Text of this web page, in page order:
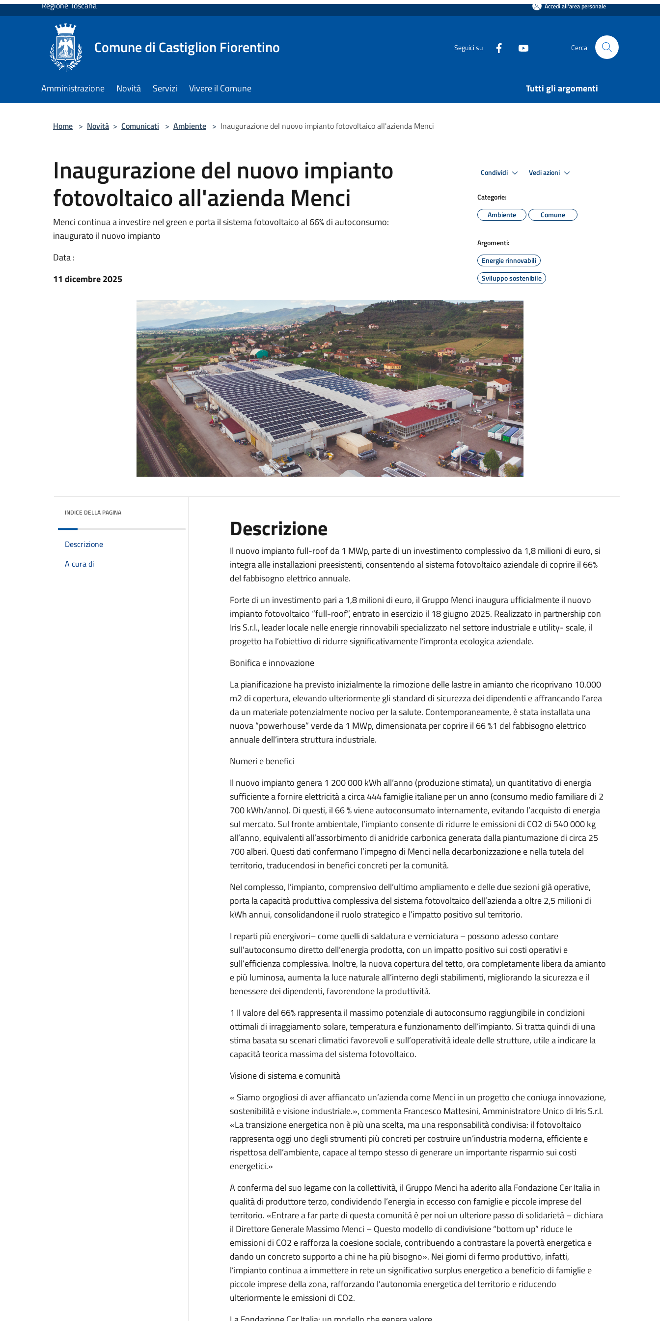
Amministrazione Novità Servizi Vivere il Comune Tutti gli argomenti Cerca
INDICE DELLA PAGINA
Descrizione
A cura di
Forte di un investimento pari a 1,8 milioni di euro, il Gruppo Menci inaugura ufficialmente il nuovo
impianto fotovoltaico “full-roof”, entrato in esercizio il 18 giugno 2025. Realizzato in partnership con
progetto ha l’obiettivo di ridurre significativamente l’impronta ecologica aziendale.
La pianificazione ha previsto inizialmente la rimozione delle lastre in amianto che ricoprivano 10.000
m2 di copertura, elevando ulteriormente gli standard di sicurezza dei dipendenti e affrancando l’area
nuova “powerhouse” verde da 1 MWp, dimensionata per coprire il 66 %1 del fabbisogno elettrico
Numeri e benefici
Il nuovo impianto genera 1 200 000 kWh all’anno (produzione stimata), un quantitativo di energia
sufficiente a fornire elettricità a circa 444 famiglie italiane per un anno (consumo medio familiare di 2
700 kWh/anno). Di questi, il 66 % viene autoconsumato internamente, evitando l’acquisto di energia
all’anno, equivalenti all’assorbimento di anidride carbonica generata dalla piantumazione di circa 25
700 alberi. Questi dati confermano l’impegno di Menci nella decarbonizzazione e nella tutela del
porta la capacità produttiva complessiva del sistema fotovoltaico dell’azienda a oltre 2,5 milioni di
kWh annui, consolidandone il ruolo strategico e l’impatto positivo sul territorio.
I reparti più energivori– come quelli di saldatura e verniciatura – possono adesso contare
sull’autoconsumo diretto dell’energia prodotta, con un impatto positivo sui costi operativi e
sull’efficienza complessiva. Inoltre, la nuova copertura del tetto, ora completamente libera da amianto
e più luminosa, aumenta la luce naturale all’interno degli stabilimenti, migliorando la sicurezza e il
benessere dei dipendenti, favorendone la produttività.
1 Il valore del 66% rappresenta il massimo potenziale di autoconsumo raggiungibile in condizioni
ottimali di irraggiamento solare, temperatura e funzionamento dell’impianto. Si tratta quindi di una
stima basata su scenari climatici favorevoli e sull’operatività ideale delle strutture, utile a indicare la
capacità teorica massima del sistema fotovoltaico.
«La transizione energetica non è più una scelta, ma una responsabilità condivisa: il fotovoltaico
rappresenta oggi uno degli strumenti più concreti per costruire un’industria moderna, efficiente e
rispettosa dell’ambiente, capace al tempo stesso di generare un importante risparmio sui costi
energetici.»
A conferma del suo legame con la collettività, il Gruppo Menci ha aderito alla Fondazione Cer Italia in
qualità di produttore terzo, condividendo l’energia in eccesso con famiglie e piccole imprese del
territorio. «Entrare a far parte di questa comunità è per noi un ulteriore passo di solidarietà – dichiara
il Direttore Generale Massimo Menci – Questo modello di condivisione “bottom up” riduce le
emissioni di CO2 e rafforza la coesione sociale, contribuendo a contrastare la povertà energetica e
dando un concreto supporto a chi ne ha più bisogno». Nei giorni di fermo produttivo, infatti,
piccole imprese della zona, rafforzando l’autonomia energetica del territorio e riducendo
ulteriormente le emissioni di CO2.
La Fondazione Cer Italia: un modello che genera valore
percorso condiviso verso un futuro più sostenibile. L’adesione di un’azienda come Menci rappresenta
energetica del Paese» – afferma Silvia Chiassai Martini, Presidente della Fondazione CER Italia.
«La condivisione dell’energia pulita non è soltanto un beneficio ambientale, ma un gesto di
responsabilità sociale che sostiene le famiglie, i Comuni e le realtà più fragili, contrastando la povertà
energetica. Siamo orgogliosi che Menci abbia scelto di entrare nella nostra Comunità, contribuendo
alla nascita di un modello solidale, innovativo e realmente orientato al bene comune.»
Il ruolo del Comune: un presidio istituzionale a sostegno del territorio
Attraverso il supporto di queste importanti iniziative, il Comune rafforza il proprio impegno verso la
transizione energetica, favorendo un modello di sviluppo innovativo, solidale e orientato al benessere
collettivo, con ricadute positive soprattutto per le famiglie e le realtà più fragili del territorio.
“Ringraziamo le aziende, e in particolare il Gruppo Menci, per aver reso possibile la nascita e la crescita
della nostra Fondazione Cer Italia. Il loro investimento rappresenta un esempio virtuoso per tutto il
tessuto produttivo e per chiunque voglia contribuire a un modello energetico più sostenibile e
condiviso. Ci auguriamo che la loro scelta possa ispirare altre realtà a entrare nella CER e partecipare
attivamente a un percorso che unisce sostenibilità, responsabilità sociale e sviluppo locale”, dichiara
l’Assessore con delega alle Energie Rinnovabili Francesca Sebastiani.
Un patto con il futuro
L’impianto, entrato in esercizio il 18 giugno 2025, sarà inaugurato ufficialmente in un evento aperto a
stampa e partner locali l’11 dicembre alle ore 15:30: un momento per celebrare un modello d’impresa
A cura di
Ufficio Stampa
VAI ALLA PAGINA
Ultimo aggiornamento: 11 dicembre 2025, 18:14